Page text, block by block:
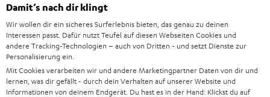
25.10.2020
Damit‘s nach dir klingt
Wir wollen dir ein sicheres Surferlebnis bieten, das genau zu deinen
Interessen passt. Dafür nutzt Teufel auf diesen Webseiten Cookies und
andere Tracking-Technologien – auch von Dritten - und setzt Dienste zur
Personalisierung ein.
Mit Cookies verarbeiten wir und andere Marketingpartner Daten von dir und
lernen, was dir gefällt - durch dein Verhalten auf unserer Website und
Informationen von deinem Endgerät. Du hast es in der Hand: Klickst du auf